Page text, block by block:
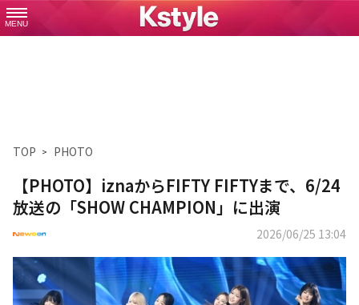
MENU
TOP PHOTO
【PHOTO】iznaからFIFTY FIFTYまで、6/24
放送の「SHOW CHAMPION」に出演
2026/06/25 13:04